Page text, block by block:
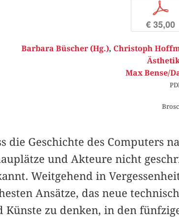
p
€ 35,00
Barbara Büscher (Hg.), Christoph
Max Bense/
die Geschichte des Computers
und Akteure nicht
Weitgehend in
Ansätze, das neue
Künste zu denken, in den